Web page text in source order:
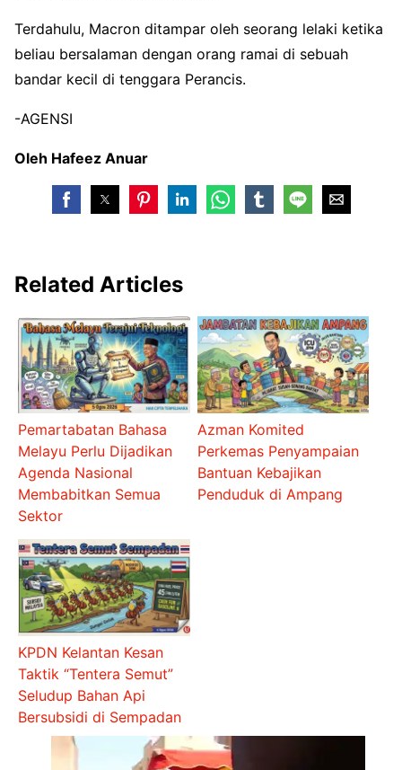
Terdahulu, Macron ditampar oleh seorang lelaki ketika
beliau bersalaman dengan orang ramai di sebuah
bandar kecil di tenggara Perancis.
-AGENSI
Oleh Hafeez Anuar
Related Articles
Pemartabatan Bahasa
Melayu Perlu Dijadikan
Agenda Nasional
Membabitkan Semua
Sektor
Azman Komited
Perkemas Penyampaian
Bantuan Kebajikan
Penduduk di Ampang
KPDN Kelantan Kesan
Taktik “Tentera Semut”
Seludup Bahan Api
Bersubsidi di Sempadan